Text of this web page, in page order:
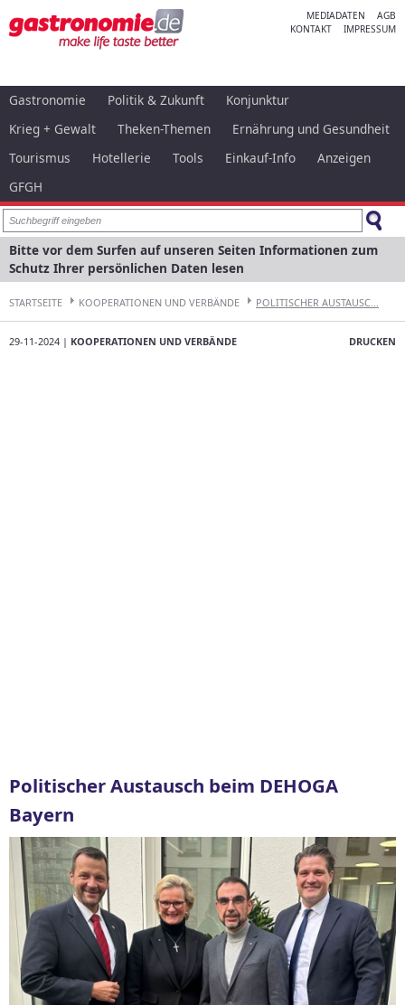
MEDIADATEN
AGB
KONTAKT
IMPRESSUM
Gastronomie Politik & Zukunft
Konjunktur
Krieg + Gewalt
Theken-Themen
Ernährung und Gesundheit
Tourismus
Hotellerie Tools Einkauf-Info
Anzeigen
GFGH
Bitte vor dem Surfen auf unseren Seiten Informationen zum
Schutz Ihrer persönlichen Daten lesen
STARTSEITE KOOPERATIONEN UND VERBÄNDE POLITISCHER AUSTAUSC...
DRUCKEN
29-11-2024 | KOOPERATIONEN UND VERBÄNDE
Politischer Austausch beim DEHOGA
Bayern